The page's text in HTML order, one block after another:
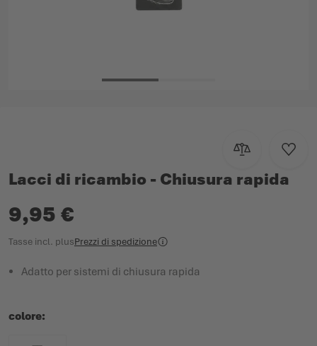
Aggiungi al
Lacci di ricambio - Chiusura rapida
9,95 €
Tasse incl. plusPrezzi di spedizione
Adatto per sistemi di chiusura rapida
colore